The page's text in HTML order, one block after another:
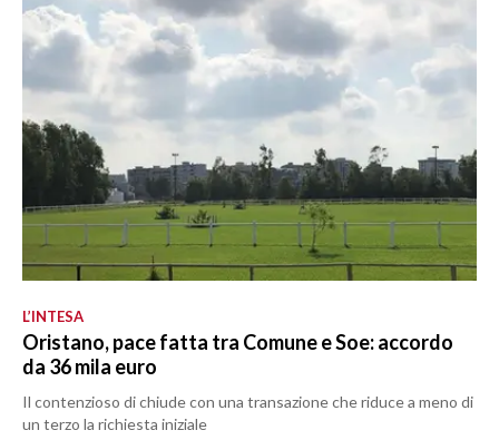
L’INTESA
Oristano, pace fatta tra Comune e Soe: accordo
da 36 mila euro
Il contenzioso di chiude con una transazione che riduce a meno di
un terzo la richiesta iniziale